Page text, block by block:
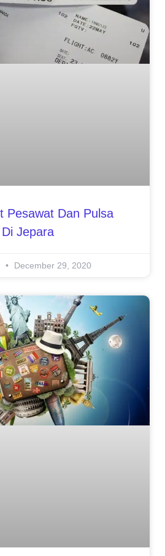
Pesawat Dan Pulsa
Di Jepara
December 29, 2020